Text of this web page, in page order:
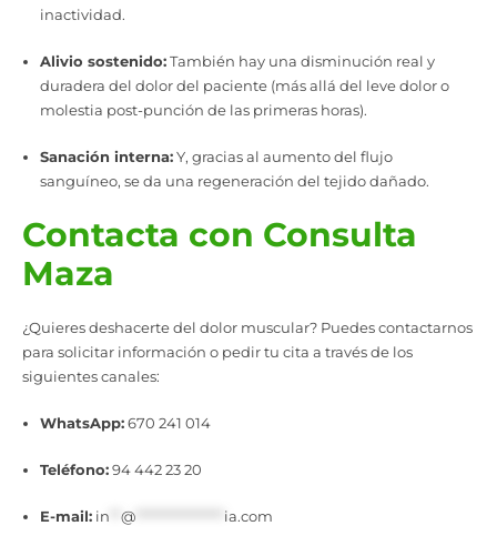
inactividad.
Alivio sostenido:También hay una disminución real y
duradera del dolor del paciente (más allá del leve dolor o
molestia post-punción de las primeras horas).
Sanación interna:Y, gracias al aumento del flujo
sanguíneo, se da una regeneración del tejido dañado.
Contacta con Consulta
Maza
¿Quieres deshacerte del dolor muscular? Puedes contactarnos
para solicitar información o pedir tu cita a través de los
siguientes canales:
WhatsApp:670 241 014
Teléfono:94 442 23 20
E-mail: in @**************** ia.com